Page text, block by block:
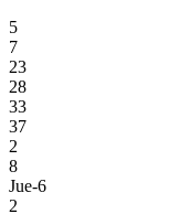
5
7
23
28
33
37
2
8
Jue-6
2